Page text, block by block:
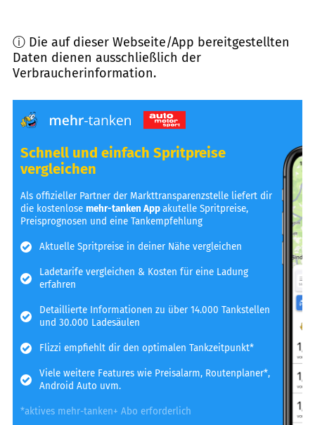
ⓘ Die auf dieser Webseite/App bereitgestellten
Daten dienen ausschließlich der
Verbraucherinformation.
Schnell und einfach Spritpreise
vergleichen
Als offizieller Partner der Markttransparenzstelle liefert dir
die kostenlosemehr-tanken Appakutelle Spritpreise,
Preisprognosen und eine Tankempfehlung
Aktuelle Spritpreise in deiner Nähe vergleichen
Ladetarife vergleichen & Kosten für eine Ladung
erfahren
Detaillierte Informationen zu über 14.000 Tankstellen
und 30.000 Ladesäulen
Flizzi empfiehlt dir den optimalen Tankzeitpunkt*
Viele weitere Features wie Preisalarm, Routenplaner*,
Android Auto uvm.
*aktives mehr-tanken+ Abo erforderlich